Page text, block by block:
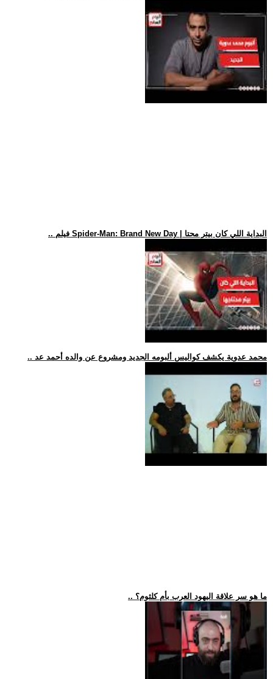
.. فيلم Spider-Man: Brand New Day | البداية اللي كان بيتر محتا
.. محمد عدوية يكشف كواليس ألبومه الجديد ومشروع عن والده أحمد عد
.. ما هو سر علاقة اليهود العرب بأم كلثوم؟